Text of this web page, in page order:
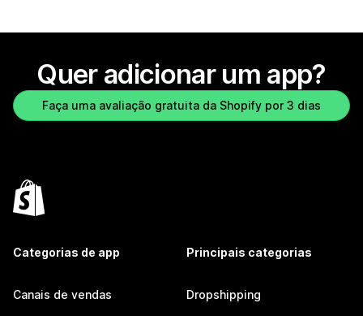
Quer adicionar um app?
Faça uma avaliação gratuita da Shopify por 3 dias
Categorias de app
Canais de vendas
Principais categorias
Dropshipping